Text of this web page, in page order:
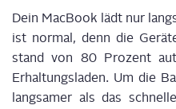
Dein Mac­Book lädt nur
ist nor­mal, denn die
stand von 80 Pro­zent
Erhal­tungs­la­den. Um die
lang­sa­mer als das